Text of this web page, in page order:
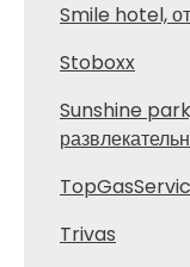
Smile hotel,
Stoboxx
Sunshine
Trivas